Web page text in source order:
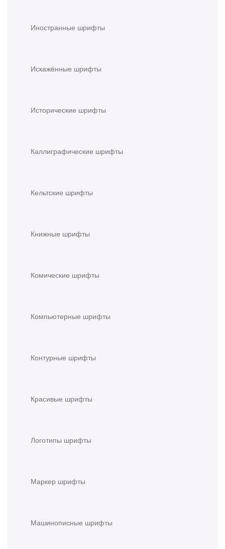
Иностранные шрифты
Искажённые шрифты
Исторические шрифты
Каллиграфические шрифты
Кельтские шрифты
Книжные шрифты
Комические шрифты
Компьютерные шрифты
Контурные шрифты
Красивые шрифты
Логотипы шрифты
Маркер шрифты
Машинописные шрифты